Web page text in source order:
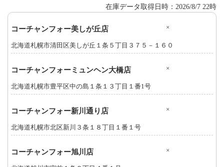
在庫データ取得日時：2026/8/7 22時
コーチャンフォー美しが丘店 ×
北海道札幌市清田区美しが丘１条５丁目３７５－１６０
コーチャンフォーミュンヘン大橋店 ×
北海道札幌市豊平区中の島１条１３丁目１番1号
コーチャンフォー新川通り店 ×
北海道札幌市北区新川３条１８丁目１番１号
コーチャンフォー旭川店 ×